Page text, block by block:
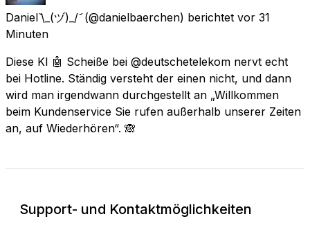
Daniel ᷅\_(ヅ)_/ ᷄ (@danielbaerchen) berichtet vor 31
Minuten
Diese KI 🤖 Scheiße bei @deutschetelekom nervt echt
bei Hotline. Ständig versteht der einen nicht, und dann
wird man irgendwann durchgestellt an „Willkommen
beim Kundenservice Sie rufen außerhalb unserer Zeiten
an, auf Wiederhören“. 🙈
Support- und Kontaktmöglichkeiten